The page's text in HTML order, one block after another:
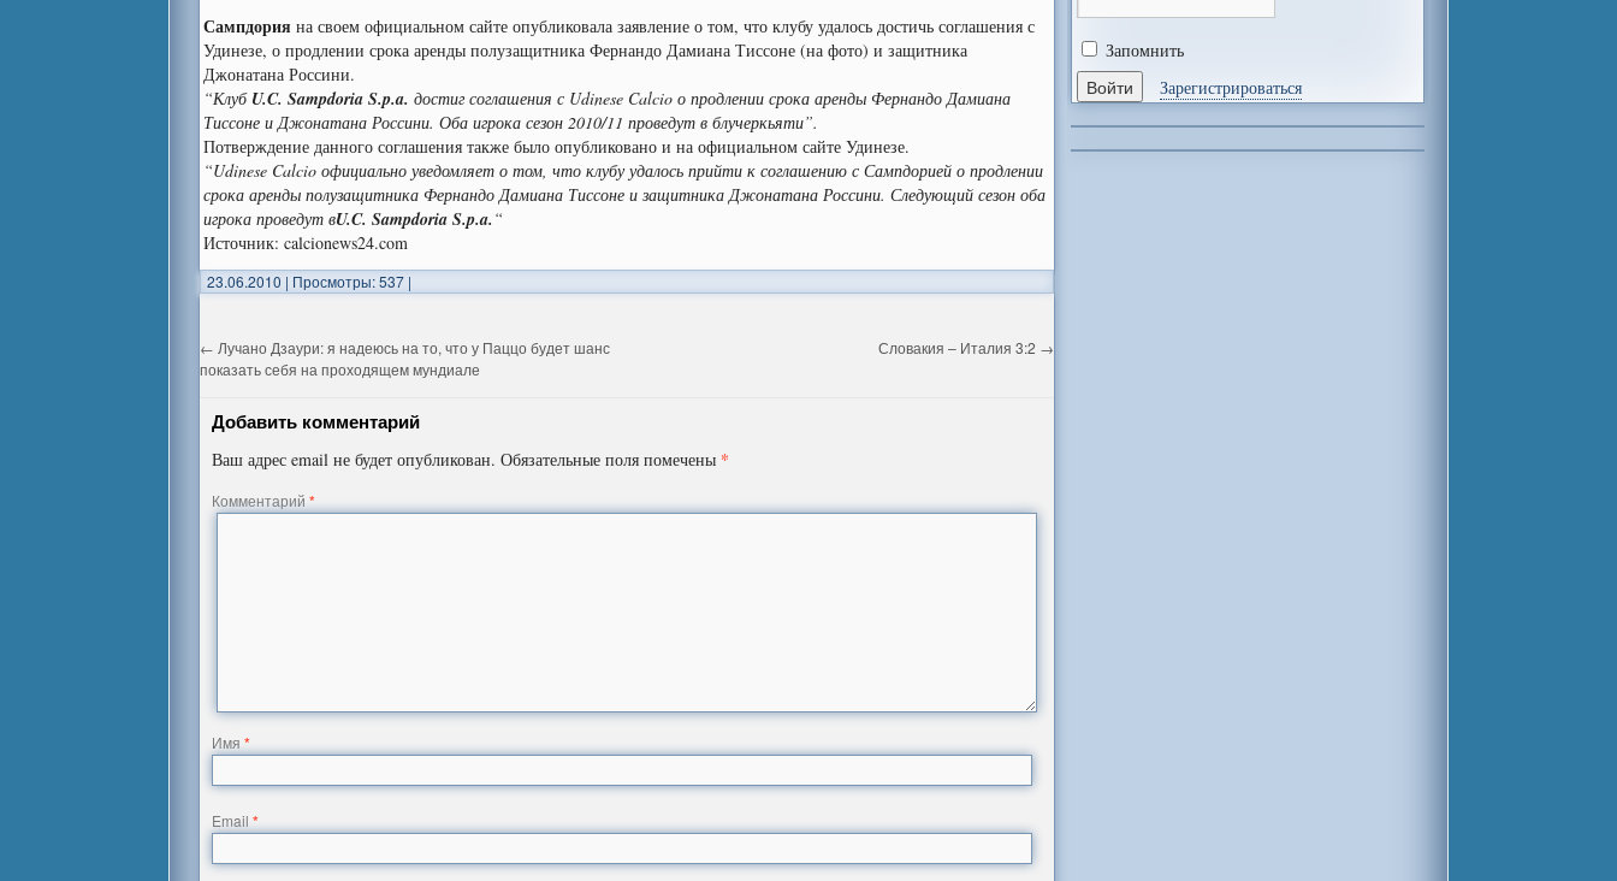
Сампдория на своем официальном сайте опубликовала заявление о том, что клубу удалось достичь соглашения с
Удинезе, о продлении срока аренды полузащитника Фернандо Дамиана Тиссоне (на фото) и защитника
Джонатана Россини.
“Клуб U.C. Sampdoria S.p.a. достиг соглашения с Udinese Calcio о продлении срока аренды Фернандо Дамиана
Тиссоне и Джонатана Россини. Оба игрока сезон 2010/11 проведут в блучеркьяти”.
Потверждение данного соглашения также было опубликовано и на официальном сайте Удинезе.
“Udinese Calcio официально уведомляет о том, что клубу удалось прийти к соглашению с Сампдорией о продлении
срока аренды полузащитника Фернандо Дамиана Тиссоне и защитника Джонатана Россини. Следующий сезон оба
игрока проведут вU.C. Sampdoria S.p.a. “
Источник: calcionews24.com
23.06.2010 | Просмотры: 537 |
← Лучано Дзаури: я надеюсь на то, что у Паццо будет шанс
показать себя на проходящем мундиале
Словакия – Италия 3:2 →
Добавить комментарий
Ваш адрес email не будет опубликован. Обязательные поля помечены *
Комментарий*
Имя*
Email*
Запомнить
Зарегистрироваться